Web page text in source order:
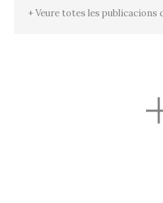
+ Veure totes les publicacions